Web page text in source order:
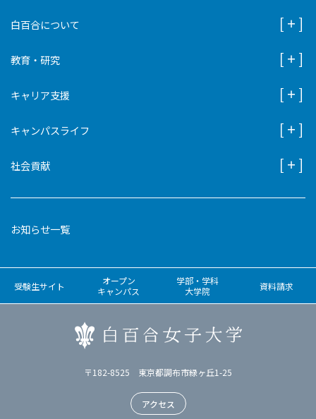
白百合について
教育・研究
キャリア支援
キャンパスライフ
社会貢献
お知らせ一覧
受験生サイト
オープン
キャンパス
学部・学科
大学院
資料請求
〒182-8525 東京都調布市緑ヶ丘1-25
アクセス